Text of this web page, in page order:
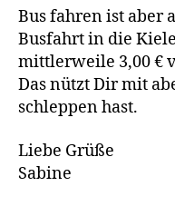
Bus fahren ist aber
Busfahrt in die
mittlerweile 3,00 €
Das nützt Dir mit
schleppen hast.
Liebe Grüße
Sabine